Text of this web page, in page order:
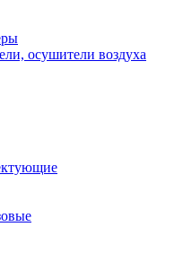
осушители воздуха